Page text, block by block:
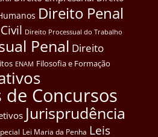
Direito Penal
Direito Processual do Trabalho
Penal Direito
ENAM Filosofia e Formação
Concursos
Jurisprudência
Lei Maria da Penha Leis